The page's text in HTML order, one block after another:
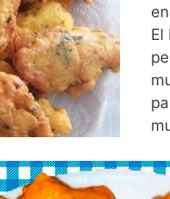
El